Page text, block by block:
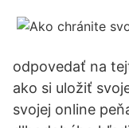
odpovedať na
ako si uložiť
svojej online